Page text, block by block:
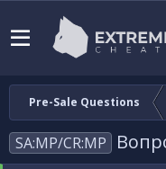
Pre-Sale Questions
SA:MP/CR:MP